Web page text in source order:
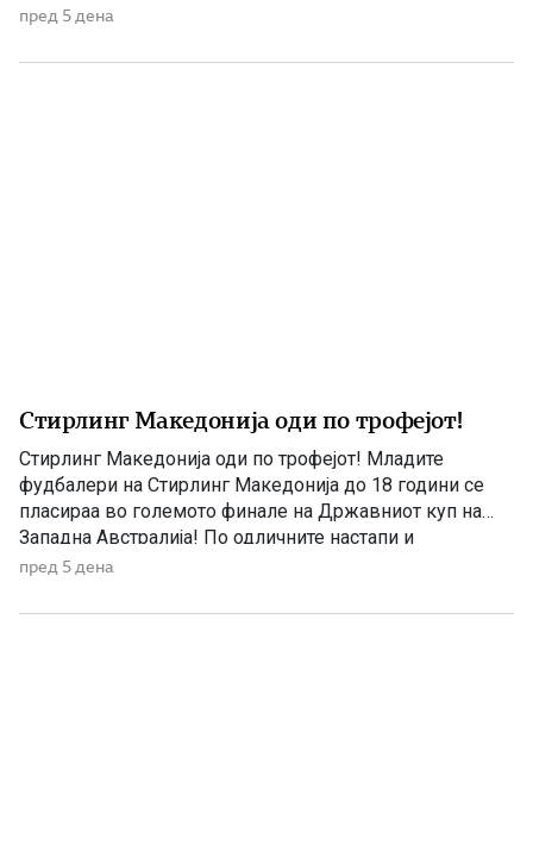
200.000 лица со македонско потекло „Во графата за
‘Македонија’, за јазикот што го зборувате дома
пред 5 дена
Стирлинг Македонија оди по трофејот!
Стирлинг Македонија оди по трофејот! Младите
фудбалери на Стирлинг Македонија до 18 години се
пласираа во големото финале на Државниот куп на
Западна Австралија! По одличните настапи и
заслужената победа од 2:0 над Перт Ред Стар во
пресметка – борбата за шампионскиот пехар против
пред 5 дена